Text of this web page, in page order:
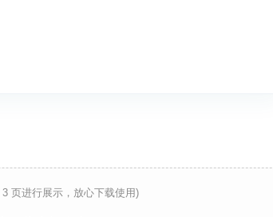
页进行展示，放心下载使用)